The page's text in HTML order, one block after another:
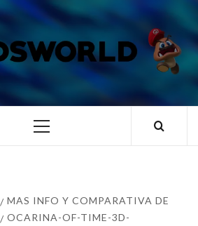
EN NINTENDO
Menú
MAS INFO Y COMPARATIVA DE
OCARINA-OF-TIME-3D-